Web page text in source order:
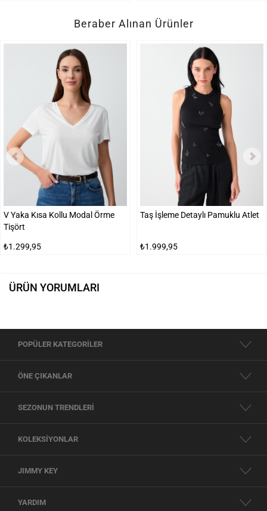
Beraber Alınan Ürünler
V Yaka Kısa Kollu Modal Örme
Tişört
₺1.299,95
Taş İşleme Detaylı Pamuklu Atlet
₺1.999,95
ÜRÜN YORUMLARI
POPÜLER KATEGORİLER
ÖNE ÇIKANLAR
SEZONUN TRENDLERİ
KOLEKSİYONLAR
JIMMY KEY
YARDIM